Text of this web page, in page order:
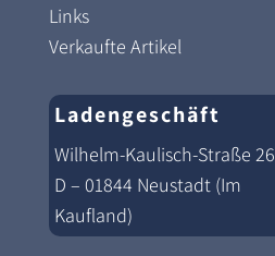
Links
Verkaufte Artikel
Ladengeschäft
Wilhelm-Kaulisch-Straße 26
D – 01844 Neustadt (Im
Kaufland)